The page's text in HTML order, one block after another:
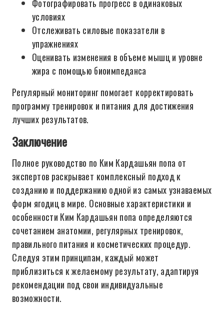
Фотографировать прогресс в одинаковых
условиях
Отслеживать силовые показатели в
упражнениях
Оценивать изменения в объеме мышц и уровне
жира с помощью биоимпеданса
Регулярный мониторинг помогает корректировать
программу тренировок и питания для достижения
лучших результатов.
Заключение
Полное руководство по Ким Кардашьян попа от
экспертов раскрывает комплексный подход к
созданию и поддержанию одной из самых узнаваемых
форм ягодиц в мире. Основные характеристики и
особенности Ким Кардашьян попа определяются
сочетанием анатомии, регулярных тренировок,
правильного питания и косметических процедур.
Следуя этим принципам, каждый может
приблизиться к желаемому результату, адаптируя
рекомендации под свои индивидуальные
возможности.